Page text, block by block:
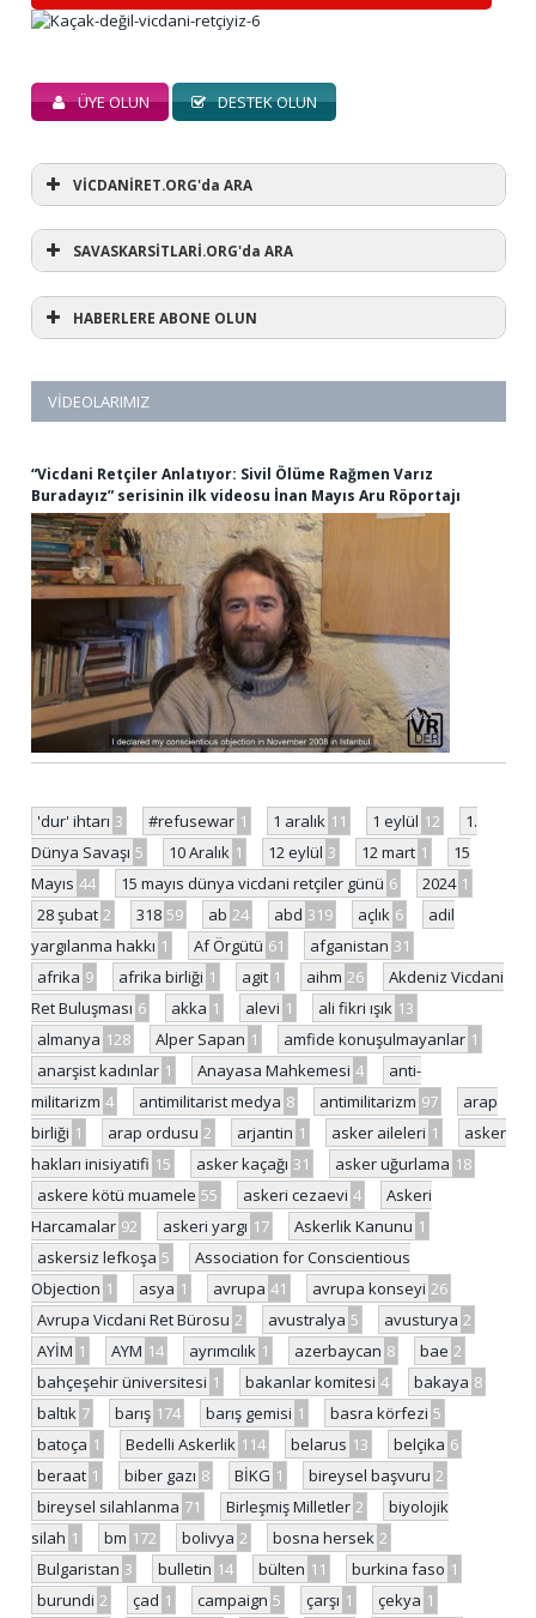
ÜYE OLUN DESTEK OLUN
VİCDANİRET.ORG'da ARA
SAVASKARSİTLARİ.ORG'da ARA
HABERLERE ABONE OLUN
VIDEOLARIMIZ
“Vicdani Retçiler Anlatıyor: Sivil Ölüme Rağmen Varız
Buradayız” serisinin ilk videosu İnan Mayıs Aru Röportajı
'dur' ihtarı 3 #refusewar 1 1 aralık 11 1 eylül 12
1.
Dünya Savaşı 5 10 Aralık 1 12 eylül 3 12 mart 1
15
Mayıs 44 15 mayıs dünya vicdani retçiler günü 6 2024 1
28 şubat 2 318 59 ab 24 abd 319 açlık 6
adil
yargılanma hakkı 1 Af Örgütü 61 afganistan 31
afrika 9 afrika birliği 1 agit 1 aihm 26
Akdeniz Vicdani
Ret Buluşması 6 akka 1 alevi 1 ali fikri ışık 13
almanya 128 Alper Sapan 1 amfide konuşulmayanlar 1
anarşist kadınlar 1 Anayasa Mahkemesi 4
anti-
militarizm 4 antimilitarist medya 8 antimilitarizm 97
arap
birliği 1 arap ordusu 2 arjantin 1 asker aileleri 1
asker
hakları inisiyatifi 15 asker kaçağı 31 asker uğurlama 18
askere kötü muamele 55 askeri cezaevi 4
Askeri
Harcamalar 92 askeri yargı 17 Askerlik Kanunu 1
askersiz lefkoşa 5
Association for Conscientious
Objection 1 asya 1 avrupa 41 avrupa konseyi 26
Avrupa Vicdani Ret Bürosu 2 avustralya 5 avusturya 2
AYİM 1 AYM 14 ayrımcılık 1 azerbaycan 8 bae 2
bahçeşehir üniversitesi 1 bakanlar komitesi 4 bakaya 8
baltık 7 barış 174 barış gemisi 1 basra körfezi 5
batoça 1 Bedelli Askerlik 114 belarus 13 belçika 6
beraat 1 biber gazı 8 BİKG 1 bireysel başvuru 2
bireysel silahlanma 71 Birleşmiş Milletler 2
biyolojik
silah 1 bm 172 bolivya 2 bosna hersek 2
Bulgaristan 3 bulletin 14 bülten 11 burkina faso 1
burundi 2 çad 1 campaign 5 çarşı 1 çekya 1